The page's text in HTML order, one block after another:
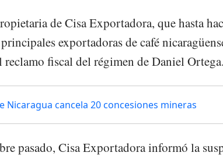
de Cisa Exportadora, que hasta
exportadoras de café
reclamo fiscal del régimen de Daniel Ortega.
Nicaragua cancela 20 concesiones mineras
pasado, Cisa Exportadora informó la